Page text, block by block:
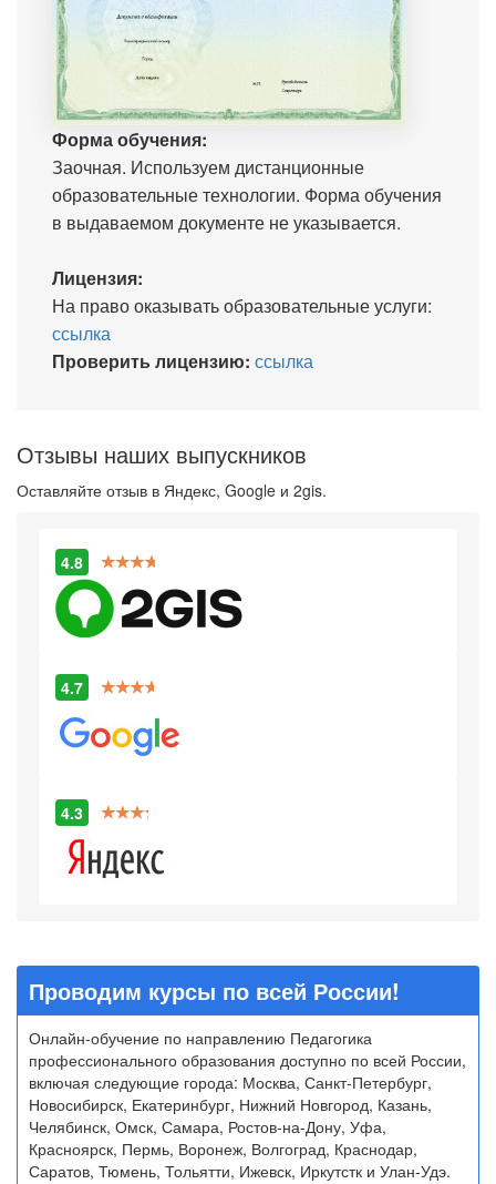
Форма обучения:
Заочная. Используем дистанционные
образовательные технологии. Форма обучения
в выдаваемом документе не указывается.
Лицензия:
На право оказывать образовательные услуги:
ссылка
Проверить лицензию: ссылка
Отзывы наших выпускников
Оставляйте отзыв в Яндекс, Google и 2gis.
4.8
4.7
4.3
Проводим курсы по всей России!
Онлайн-обучение по направлению Педагогика
профессионального образования доступно по всей России,
включая следующие города: Москва, Санкт-Петербург,
Новосибирск, Екатеринбург, Нижний Новгород, Казань,
Челябинск, Омск, Самара, Ростов-на-Дону, Уфа,
Красноярск, Пермь, Воронеж, Волгоград, Краснодар,
Саратов, Тюмень, Тольятти, Ижевск, Иркутстк и Улан-Удэ.